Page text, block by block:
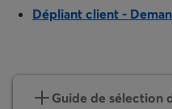
Dépliant client -
Guide de sélection